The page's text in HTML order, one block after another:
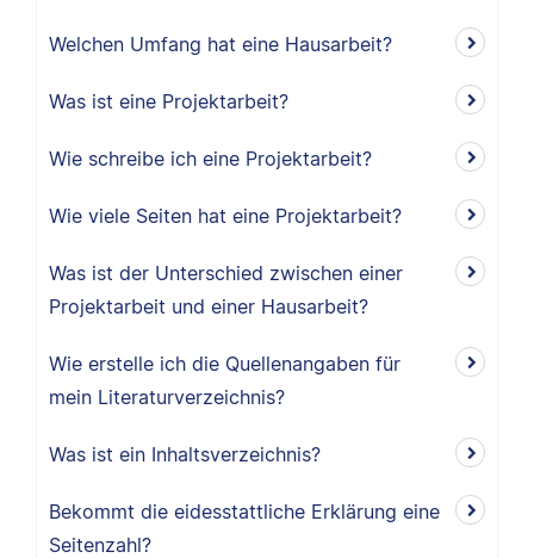
Welchen Umfang hat eine Hausarbeit?
Was ist eine Projektarbeit?
Wie schreibe ich eine Projektarbeit?
Wie viele Seiten hat eine Projektarbeit?
Was ist der Unterschied zwischen einer
Projektarbeit und einer Hausarbeit?
Wie erstelle ich die Quellenangaben für
mein Literaturverzeichnis?
Was ist ein Inhaltsverzeichnis?
Bekommt die eidesstattliche Erklärung eine
Seitenzahl?